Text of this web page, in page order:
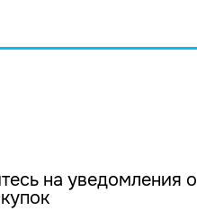
на уведомления о